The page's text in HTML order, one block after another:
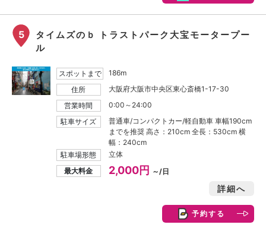
5
タイムズのｂ トラストパーク大宝モータープー
ル
スポットまで
186m
住所
大阪府大阪市中央区東心斎橋1-17-30
営業時間
0:00～24:00
駐車サイズ
普通車/コンパクトカー/軽自動車 車幅190cm
までを推奨 高さ：210cm 全長：530cm 横
幅：240cm
駐車場形態
立体
最大料金
2,000円 ～/日
詳細へ
予約する